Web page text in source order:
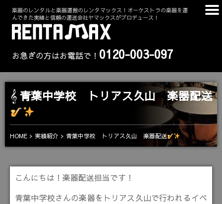
楽器のレンタルと楽器運搬のレンタマックス！オーケストラの楽器を運
んできた実績と信頼の運送会社ヤマックスがプロデュース！
お急ぎの方はお電話で！ 0120-003-097
青葉中学校 トリアス久山 楽器配送
HOME 実績紹介 青葉中学校 トリアス久山 楽器配送
こんにちは！楽器配送担当です！
青葉中学校さんの楽器をトリアス久山で行われるイベ